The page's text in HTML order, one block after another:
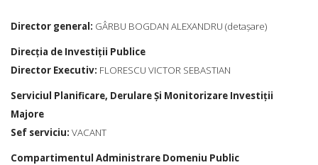
Director general: GÂRBU BOGDAN ALEXANDRU (detaşare)
Direcția de Investiții Publice
Director Executiv: FLORESCU VICTOR SEBASTIAN
Serviciul Planificare, Derulare Și Monitorizare Investiții
Majore
Sef serviciu: VACANT
Compartimentul Administrare Domeniu Public